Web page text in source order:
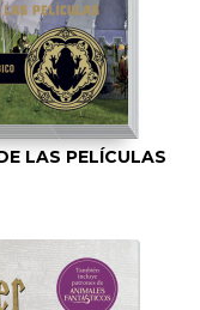
LAS PELÍCULAS